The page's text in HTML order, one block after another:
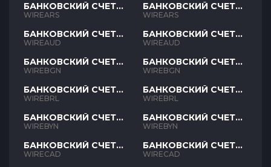
БАНКОВСКИЙ СЧЕТ
ARS
WIREARS
БАНКОВСКИЙ СЧЕТ
AUD
WIREAUD
БАНКОВСКИЙ СЧЕТ
BGN
WIREBGN
БАНКОВСКИЙ СЧЕТ
BRL
WIREBRL
БАНКОВСКИЙ СЧЕТ
BYN
WIREBYN
БАНКОВСКИЙ СЧЕТ
CAD
WIRECAD
БАНКОВСКИЙ СЧЕТ
ARS
WIREARS
БАНКОВСКИЙ СЧЕТ
AUD
WIREAUD
БАНКОВСКИЙ СЧЕТ
BGN
WIREBGN
БАНКОВСКИЙ СЧЕТ
BRL
WIREBRL
БАНКОВСКИЙ СЧЕТ
BYN
WIREBYN
БАНКОВСКИЙ СЧЕТ
CAD
WIRECAD